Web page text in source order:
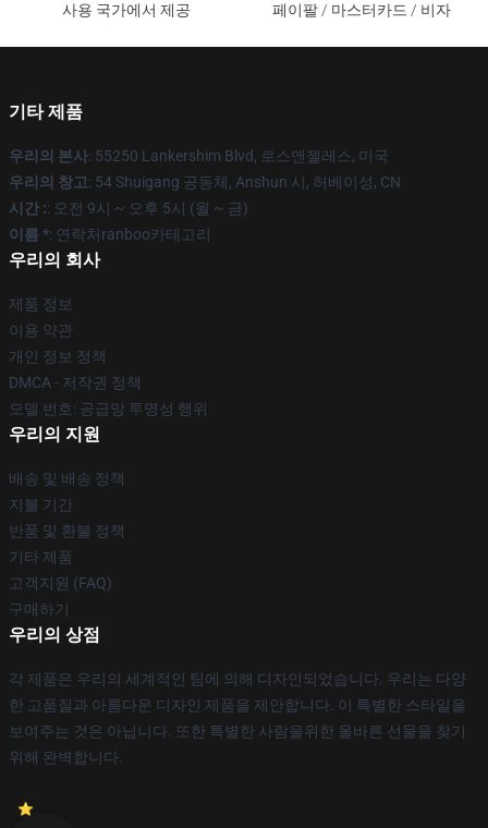
사용 국가에서 제공
페이팔 / 마스터카드 / 비자
기타 제품
우리의 본사: 55250 Lankershim Blvd, 로스앤젤레스, 미국
우리의 창고: 54 Shuigang 공동체, Anshun 시, 허베이성, CN
시간 :: 오전 9시 ~ 오후 5시 (월 ~ 금)
이름 *: 연락처ranboo카테고리
우리의 회사
제품 정보
이용 약관
개인 정보 정책
DMCA - 저작권 정책
모델 번호: 공급망 투명성 행위
우리의 지원
배송 및 배송 정책
지불 기간
반품 및 환불 정책
기타 제품
고객지원 (FAQ)
구매하기
우리의 상점
각 제품은 우리의 세계적인 팀에 의해 디자인되었습니다. 우리는 다양
한 고품질과 아름다운 디자인 제품을 제안합니다. 이 특별한 스타일을
보여주는 것은 아닙니다. 또한 특별한 사람을위한 올바른 선물을 찾기
위해 완벽합니다.